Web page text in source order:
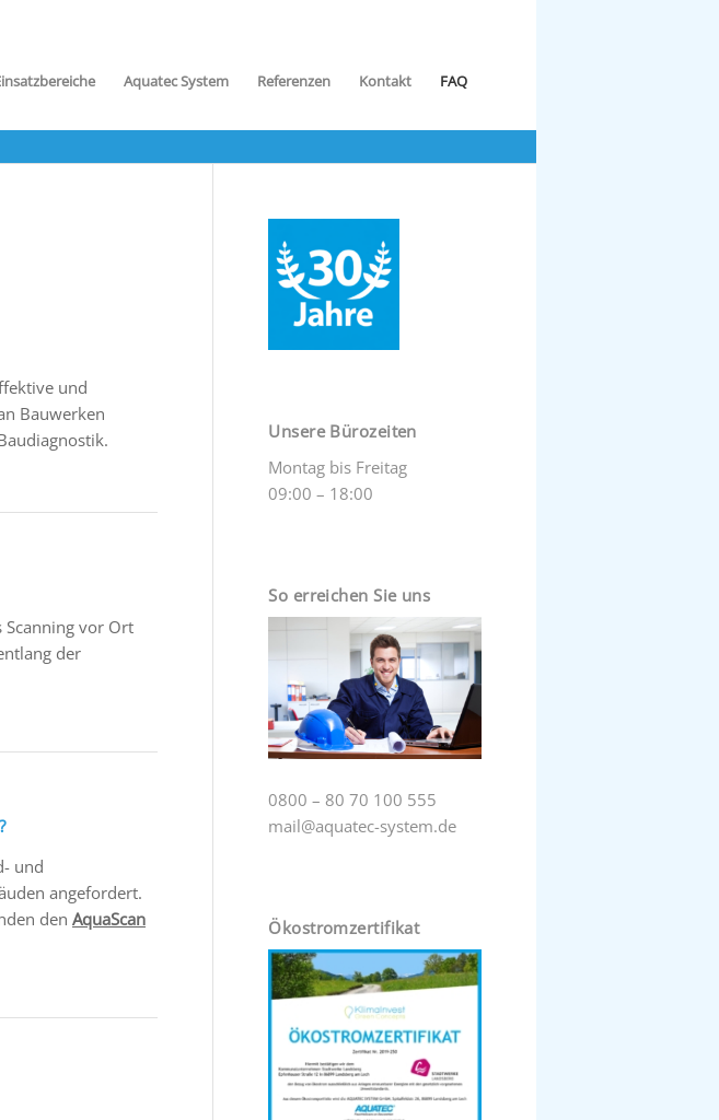
Aquatec System Referenzen Kontakt FAQ
und
Bauwerken
Scanning vor Ort
der
und
angefordert.
den AquaScan
Unsere Bürozeiten
Montag bis Freitag
09:00 – 18:00
So erreichen Sie uns
0800 – 80 70 100 555
mail@aquatec-system.de
Ökostromzertifikat